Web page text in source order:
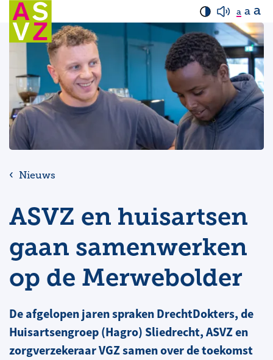
a a a
Nieuws
ASVZ en huisartsen
gaan samenwerken
op de Merwebolder
De afgelopen jaren spraken DrechtDokters, de
Huisartsengroep (Hagro) Sliedrecht, ASVZ en
zorgverzekeraar VGZ samen over de toekomst